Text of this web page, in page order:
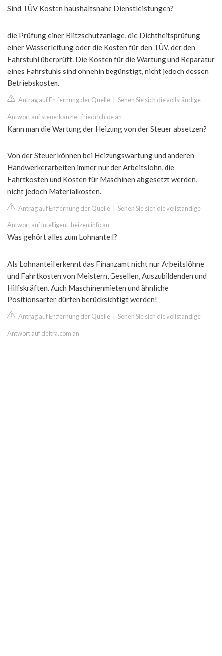
Sind TÜV Kosten haushaltsnahe Dienstleistungen?
die Prüfung einer Blitzschutzanlage, die Dichtheitsprüfung
einer Wasserleitung oder die Kosten für den TÜV, der den
Fahrstuhl überprüft. Die Kosten für die Wartung und Reparatur
eines Fahrstuhls sind ohnehin begünstigt, nicht jedoch dessen
Betriebskosten.
Antrag auf Entfernung der Quelle Sehen Sie sich die vollständige
Antwort auf steuerkanzlei-friedrich.de an
Kann man die Wartung der Heizung von der Steuer absetzen?
Von der Steuer können bei Heizungswartung und anderen
Handwerkerarbeiten immer nur der Arbeitslohn, die
Fahrtkosten und Kosten für Maschinen abgesetzt werden,
nicht jedoch Materialkosten.
Antrag auf Entfernung der Quelle Sehen Sie sich die vollständige
Antwort auf intelligent-heizen.info an
Was gehört alles zum Lohnanteil?
Als Lohnanteil erkennt das Finanzamt nicht nur Arbeitslöhne
und Fahrtkosten von Meistern, Gesellen, Auszubildenden und
Hilfskräften. Auch Maschinenmieten und ähnliche
Positionsarten dürfen berücksichtigt werden!
Antrag auf Entfernung der Quelle Sehen Sie sich die vollständige
Antwort auf deltra.com an